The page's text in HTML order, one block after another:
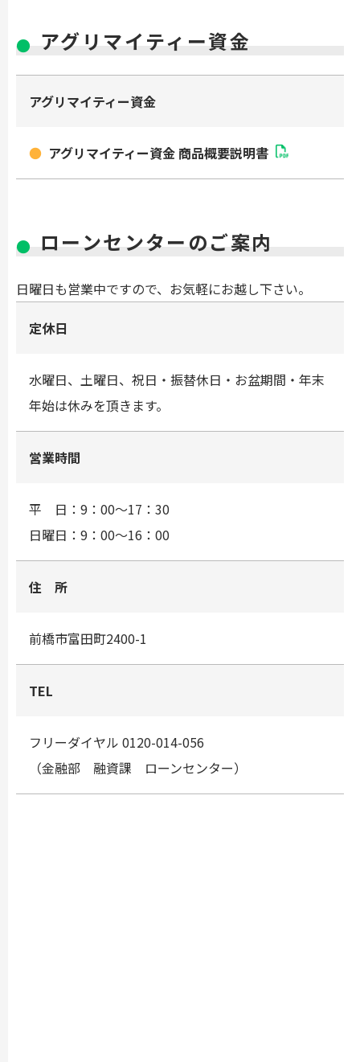
アグリマイティー資金
アグリマイティー資金
アグリマイティー資金 商品概要説明書
ローンセンターのご案内
日曜日も営業中ですので、お気軽にお越し下さい。
定休日
水曜日、土曜日、祝日・振替休日・お盆期間・年末
年始は休みを頂きます。
営業時間
平 日：9：00～17：30
日曜日：9：00～16：00
住 所
前橋市富田町2400-1
TEL
フリーダイヤル 0120-014-056
（金融部 融資課 ローンセンター）